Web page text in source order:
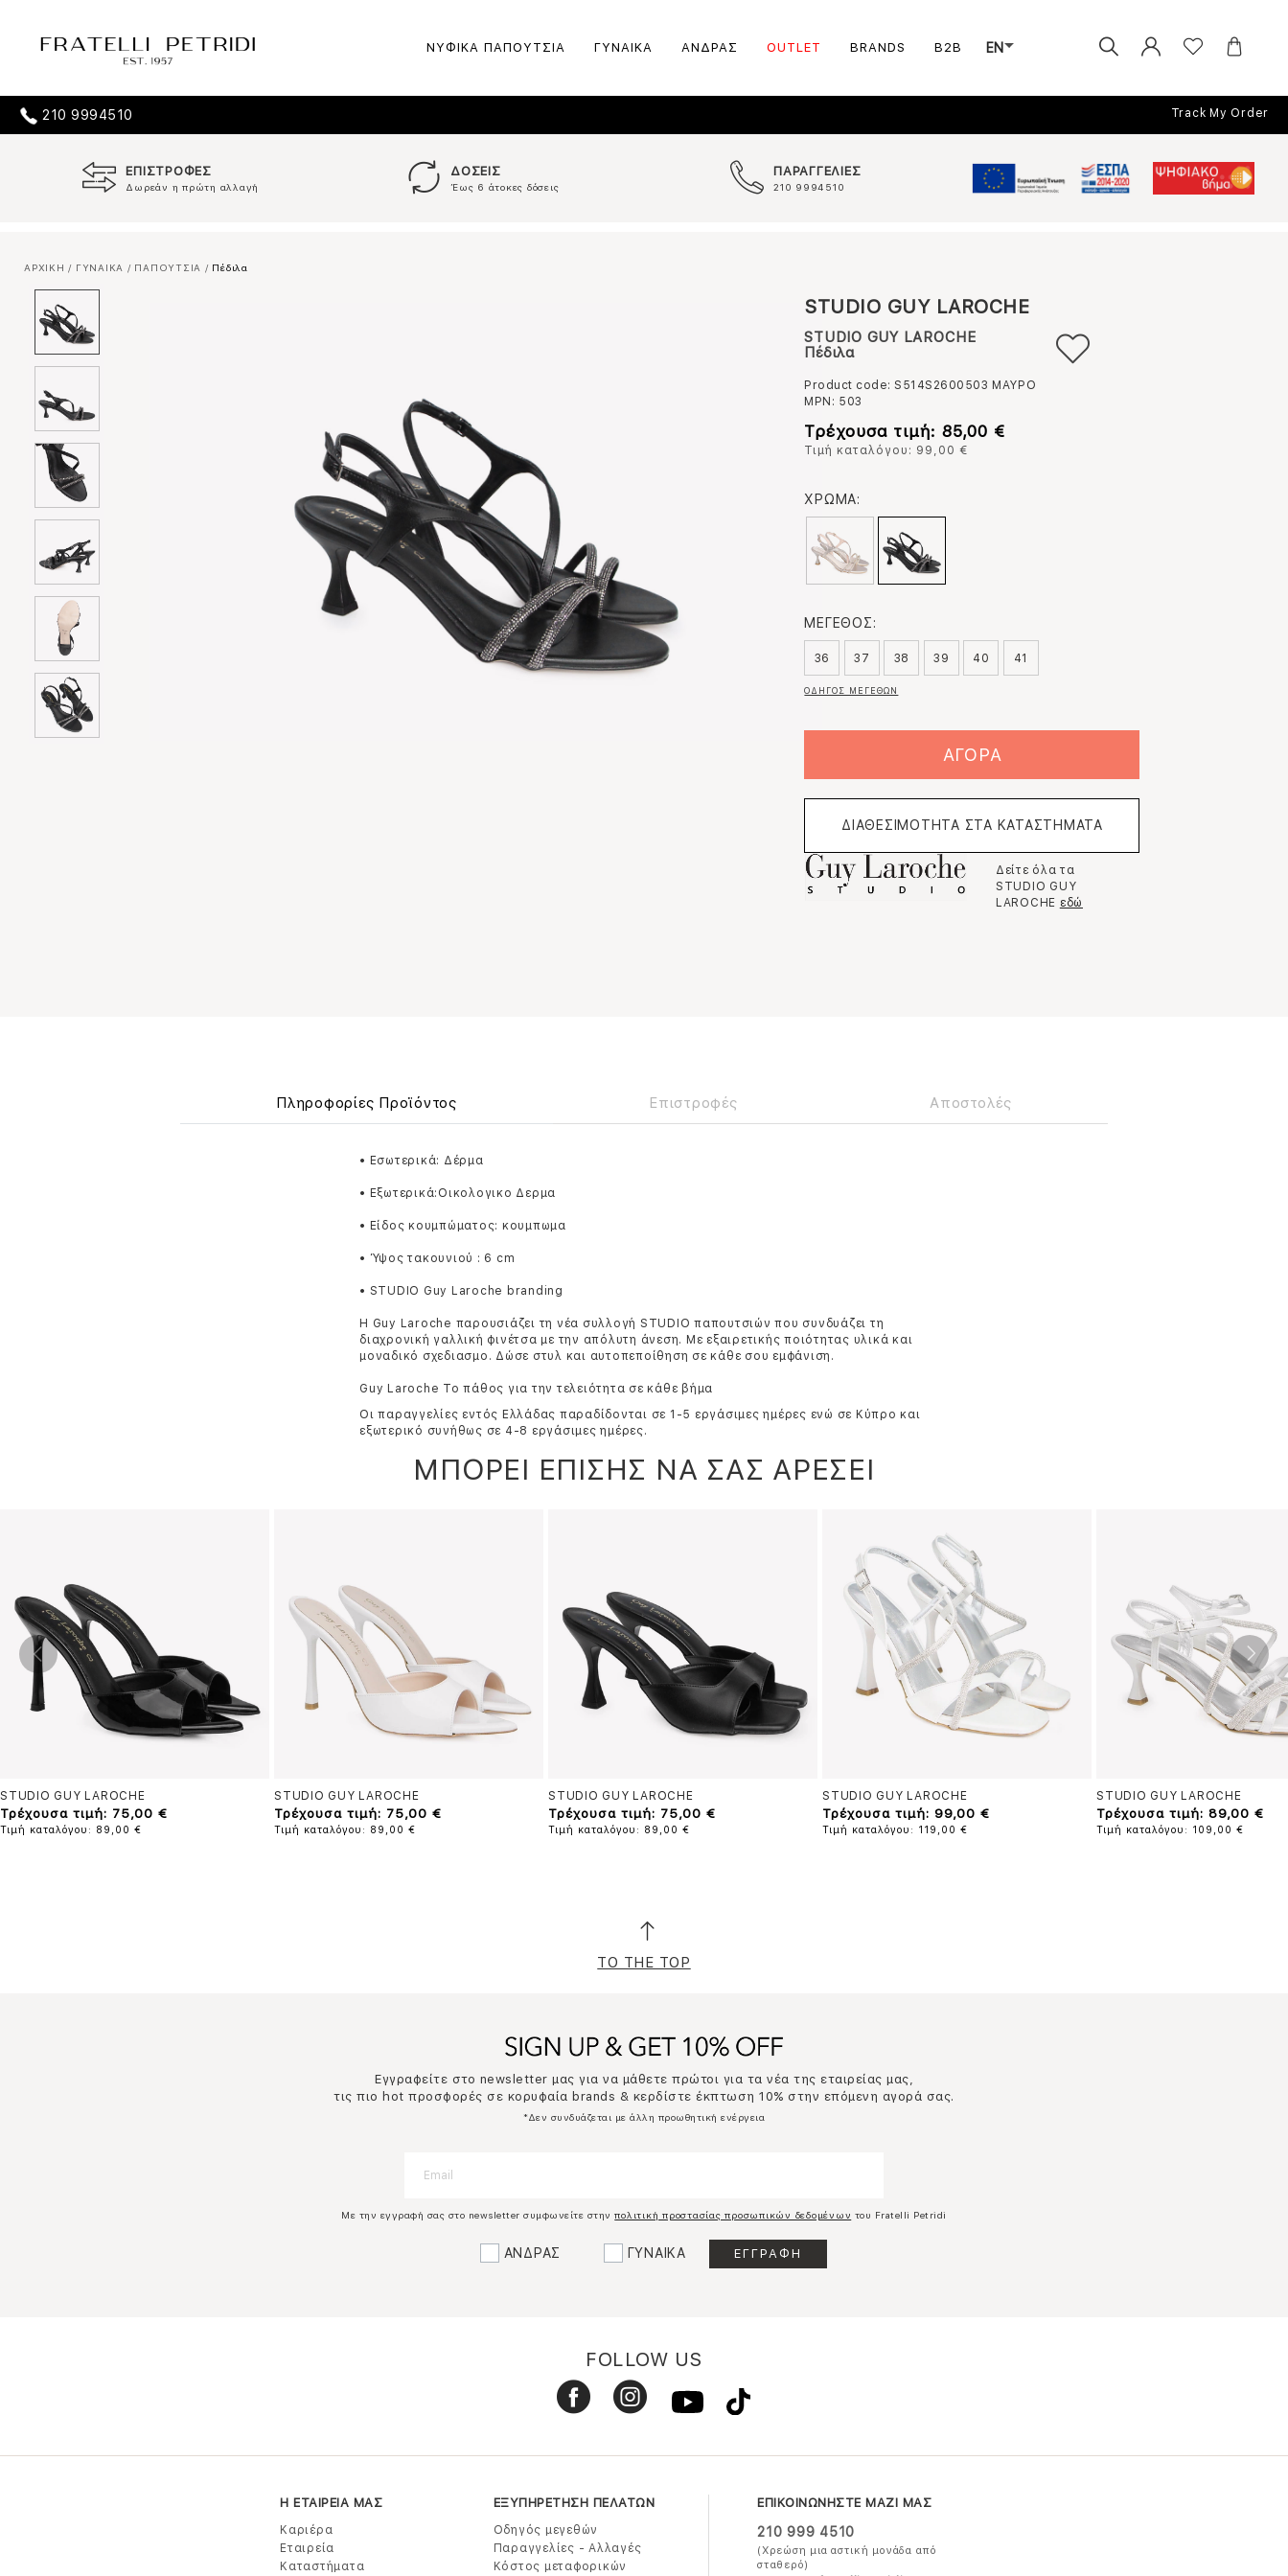
ΝΥΦΙΚΑ ΠΑΠΟΥΤΣΙΑ ΓΥΝΑΙΚΑ ΑΝΔΡΑΣ OUTLET BRANDS B2B EN
210 9994510 Track My Order
ΕΠΙΣΤΡΟΦΕΣ
Δωρεάν η πρώτη αλλαγή
ΔΟΣΕΙΣ
Έως 6 άτοκες δόσεις
ΠΑΡΑΓΓΕΛΙΕΣ
210 9994510
ΑΡΧΙΚΗ / ΓΥΝΑΙΚΑ / ΠΑΠΟΥΤΣΙΑ / Πέδιλα
STUDIO GUY LAROCHE
STUDIO GUY LAROCHE
Πέδιλα
Product code: S514S2600503 ΜΑΥΡΟ
MPN: 503
Τρέχουσα τιμή: 85,00 €
Τιμή καταλόγου: 99,00 €
ΧΡΩΜΑ:
ΜΕΓΕΘΟΣ:
36 37 38 39 40 41
ΟΔΗΓΟΣ ΜΕΓΕΘΩΝ
ΑΓΟΡΑ
ΔΙΑΘΕΣΙΜΟΤΗΤΑ ΣΤΑ ΚΑΤΑΣΤΗΜΑΤΑ
Δείτε όλα τα
STUDIO GUY
LAROCHE εδώ
Πληροφορίες Προϊόντος Επιστροφές Αποστολές
• Εσωτερικά: Δέρμα
• Εξωτερικά:Οικολογικο Δερμα
• Είδος κουμπώματος: κουμπωμα
• Ύψος τακουνιού : 6 cm
• STUDIO Guy Laroche branding
Η Guy Laroche παρουσιάζει τη νέα συλλογή STUDIO παπουτσιών που συνδυάζει τη
διαχρονική γαλλική φινέτσα με την απόλυτη άνεση. Με εξαιρετικής ποιότητας υλικά και
μοναδικό σχεδιασμo. Δώσε στυλ και αυτοπεποίθηση σε κάθε σου εμφάνιση.
Guy Laroche Το πάθος για την τελειότητα σε κάθε βήμα
Οι παραγγελίες εντός Ελλάδας παραδίδονται σε 1-5 εργάσιμες ημέρες ενώ σε Κύπρο και
εξωτερικό συνήθως σε 4-8 εργάσιμες ημέρες.
ΜΠΟΡΕΙ ΕΠΙΣΗΣ ΝΑ ΣΑΣ ΑΡΕΣΕΙ
STUDIO GUY LAROCHE
Τρέχουσα τιμή: 75,00 €
Τιμή καταλόγου: 89,00 €
STUDIO GUY LAROCHE
Τρέχουσα τιμή: 75,00 €
Τιμή καταλόγου: 89,00 €
STUDIO GUY LAROCHE
Τρέχουσα τιμή: 75,00 €
Τιμή καταλόγου: 89,00 €
STUDIO GUY LAROCHE
Τρέχουσα τιμή: 99,00 €
Τιμή καταλόγου: 119,00 €
STUDIO GUY LAROCHE
Τρέχουσα τιμή: 89,00 €
Τιμή καταλόγου: 109,00 €
TO THE TOP
Εγγραφείτε στο newsletter μας για να μάθετε πρώτοι για τα νέα της εταιρείας μας,
τις πιο hot προσφορές σε κορυφαία brands & κερδίστε έκπτωση 10% στην επόμενη αγορά σας.
*Δεν συνδυάζεται με άλλη προωθητική ενέργεια
Με την εγγραφή σας στο newsletter συμφωνείτε στηνπολιτική προστασίας προσωπικών δεδομένων του Fratelli Petridi
ΑΝΔΡΑΣ ΓΥΝΑΙΚΑ
FOLLOW US
Η ΕΤΑΙΡΕΙΑ ΜΑΣ
Καριέρα
Εταιρεία
Καταστήματα
ΕΞΥΠΗΡΕΤΗΣΗ ΠΕΛΑΤΩΝ
Οδηγός μεγεθών
Παραγγελίες - Αλλαγές
Κόστος μεταφορικών
ΕΠΙΚΟΙΝΩΝΗΣΤΕ ΜΑΖΙ ΜΑΣ
210 999 4510
(Χρεώση μια αστική μονάδα από
σταθερό)